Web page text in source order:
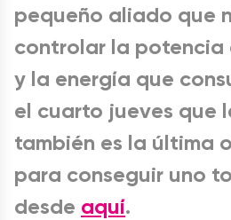
pequeño aliado que
controlar la potencia
y la energía que
el cuarto jueves que
también es la última
para conseguir uno
desde aquí.